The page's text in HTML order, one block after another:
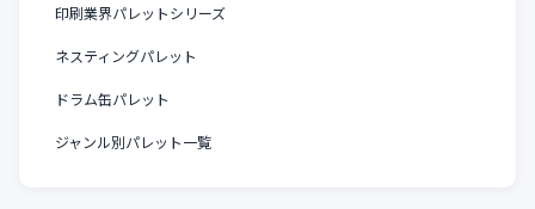
印刷業界パレットシリーズ
ネスティングパレット
ドラム缶パレット
ジャンル別パレット一覧